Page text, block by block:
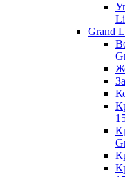
Grand